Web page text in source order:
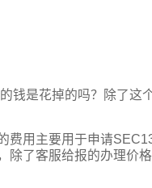
钱是花掉的吗？除了这
费用主要用于申请
除了客服给报的办理价